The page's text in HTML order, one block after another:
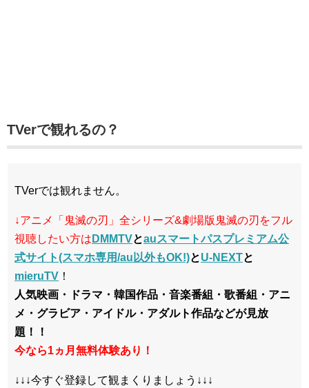
TVerで観れるの？
TVerでは観れません。
↓アニメ「鬼滅の刃」全シリーズ&劇場版鬼滅の刃 をフル
視聴したい方は DMMTVとauスマートパスプレミアム公
式サイト(スマホ専用/au以外もOK!)とU-NEXTと
mieruTV ！
人気映画・ドラマ・韓国作品・音楽番組・歌番組・アニ
メ・グラビア・アイドル・アダルト作品などが見放
題！！
今なら1ヵ月無料体験あり！
↓↓↓今すぐ登録して観まくりましょう↓↓↓